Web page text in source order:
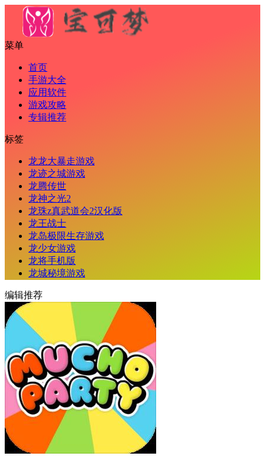
菜单
首页
手游大全
应用软件
游戏攻略
专辑推荐
标签
龙龙大暴走游戏
龙迹之城游戏
龙腾传世
龙神之光2
龙珠z真武道会2汉化版
龙王战士
龙岛极限生存游戏
龙少女游戏
龙将手机版
龙城秘境游戏
编辑推荐